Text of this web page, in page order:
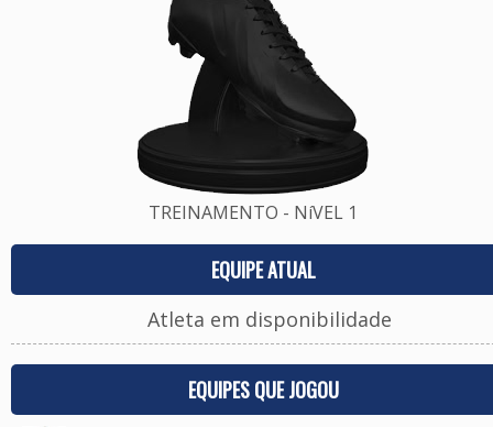
TREINAMENTO - NíVEL 1
EQUIPE ATUAL
Atleta em disponibilidade
EQUIPES QUE JOGOU